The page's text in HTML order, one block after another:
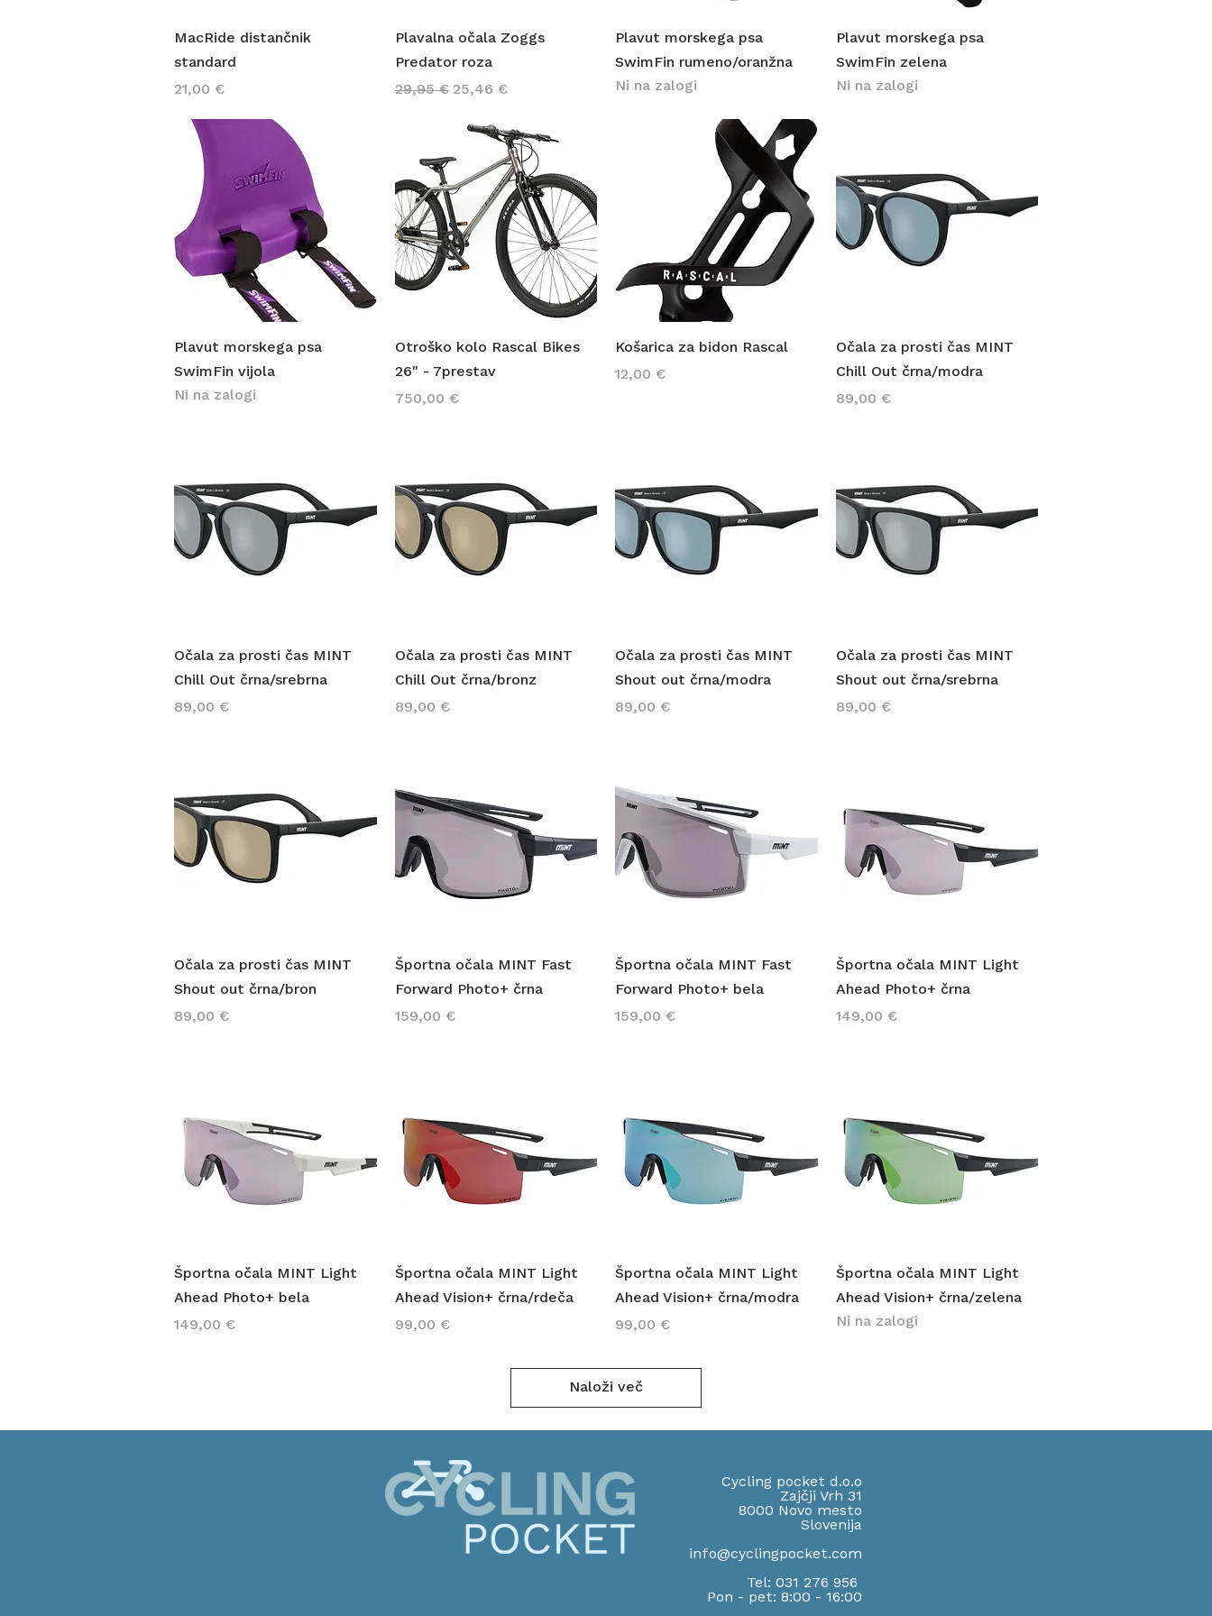
Hiter ogled
MacRide distančnik
standard
Cena
21,00 €
Hiter ogled
Plavalna očala Zoggs
Predator roza
Redna cena
29,95 € Cena na razprodaji
25,46 €
Hiter ogled
Plavut morskega psa
SwimFin rumeno/oranžna
Ni na zalogi
Hiter ogled
Plavut morskega psa
SwimFin zelena
Ni na zalogi
Hiter ogled
Plavut morskega psa
SwimFin vijola
Ni na zalogi
Hiter ogled
Otroško kolo Rascal Bikes
26" - 7prestav
Cena
750,00 €
Hiter ogled
Košarica za bidon Rascal
Cena
12,00 €
Hiter ogled
Očala za prosti čas MINT
Chill Out črna/modra
Cena
89,00 €
Hiter ogled
Očala za prosti čas MINT
Chill Out črna/srebrna
Cena
89,00 €
Hiter ogled
Očala za prosti čas MINT
Chill Out črna/bronz
Cena
89,00 €
Hiter ogled
Očala za prosti čas MINT
Shout out črna/modra
Cena
89,00 €
Hiter ogled
Očala za prosti čas MINT
Shout out črna/srebrna
Cena
89,00 €
Hiter ogled
Očala za prosti čas MINT
Shout out črna/bron
Cena
89,00 €
Hiter ogled
Športna očala MINT Fast
Forward Photo+ črna
Cena
159,00 €
Hiter ogled
Športna očala MINT Fast
Forward Photo+ bela
Cena
159,00 €
Hiter ogled
Športna očala MINT Light
Ahead Photo+ črna
Cena
149,00 €
Hiter ogled
Športna očala MINT Light
Ahead Photo+ bela
Cena
149,00 €
Hiter ogled
Športna očala MINT Light
Ahead Vision+ črna/rdeča
Cena
99,00 €
Hiter ogled
Športna očala MINT Light
Ahead Vision+ črna/modra
Cena
99,00 €
Hiter ogled
Športna očala MINT Light
Ahead Vision+ črna/zelena
Ni na zalogi
Naloži več
Cycling pocket d.o.o
Zajčji Vrh 31
8000 Novo mesto
Slovenija
info@cyclingpocket.com
Tel: 031 276 956
Pon - pet: 8:00 - 16:00